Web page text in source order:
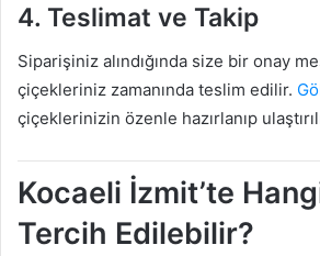
4. Teslimat ve Takip
Siparişiniz alındığında size bir onay
çiçekleriniz zamanında teslim edilir.
çiçeklerinizin özenle hazırlanıp
Kocaeli İzmit’te
Tercih Edilebilir?